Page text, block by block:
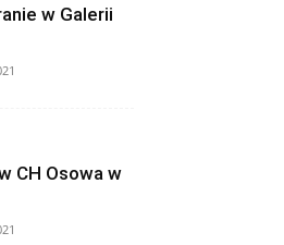
w Galerii
CH Osowa w